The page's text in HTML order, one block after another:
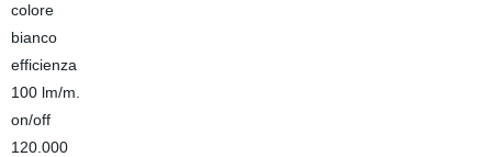
colore
bianco
efficienza
100 lm/m.
on/off
120.000